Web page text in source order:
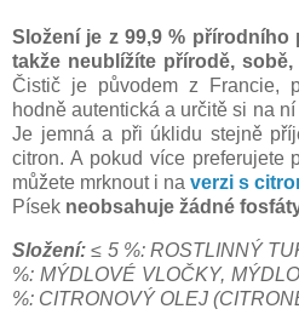
Složení je z 99,9 %
takže neublížíte přírodě,
Čistič je původem z Francie,
hodně autentická a určitě si na
Je jemná a při úklidu stejně
citron. A pokud více preferujete
můžete mrknout i na verzi s
Písek neobsahuje žádné
Složení: ≤ 5 %: ROSTLINNÝ
%: MÝDLOVÉ VLOČKY,
%: CITRONOVÝ OLEJ